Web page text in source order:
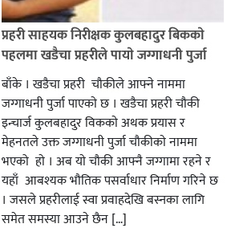
प्रहरी साहयक निरीक्षक कुलबहादुर बिककाे
पहलमा खडैचा प्रहरीले पायाे जग्गाधनी पुर्जा
बाँके । खडैचा प्रहरी चाैकीले आफ्ने नाममा
जग्गाधनी पुर्जा पाएकाे छ । खडैचा प्रहरी चाैकी
इन्चार्ज कुलबहादुर विककाे अथक प्रयास र
मेहनतले उक्त जग्गाधनी पुर्जा चाैकीकाे नाममा
भएको हाे । अब याे चाैकी आफ्नै जग्गामा रहने र
यहाँ आबश्यक भाैतिक पसर्वाधार निर्माण गरिने छ
। जसले प्रहरीलाई स्वा प्रवाहदेखि बस्नका लागि
समेत समस्या आउने छैन […]